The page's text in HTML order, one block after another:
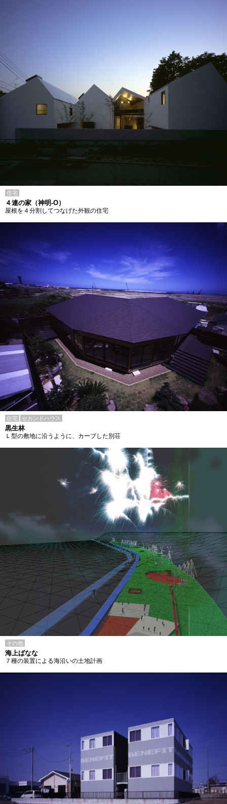
住宅
４連の家（神明-O）
屋根を４分割してつなげた外観の住宅
住宅 セカンドハウス
黒生林
Ｌ型の敷地に沿うように、カーブした別荘
その他
海上ばなな
７種の装置による海沿いの土地計画